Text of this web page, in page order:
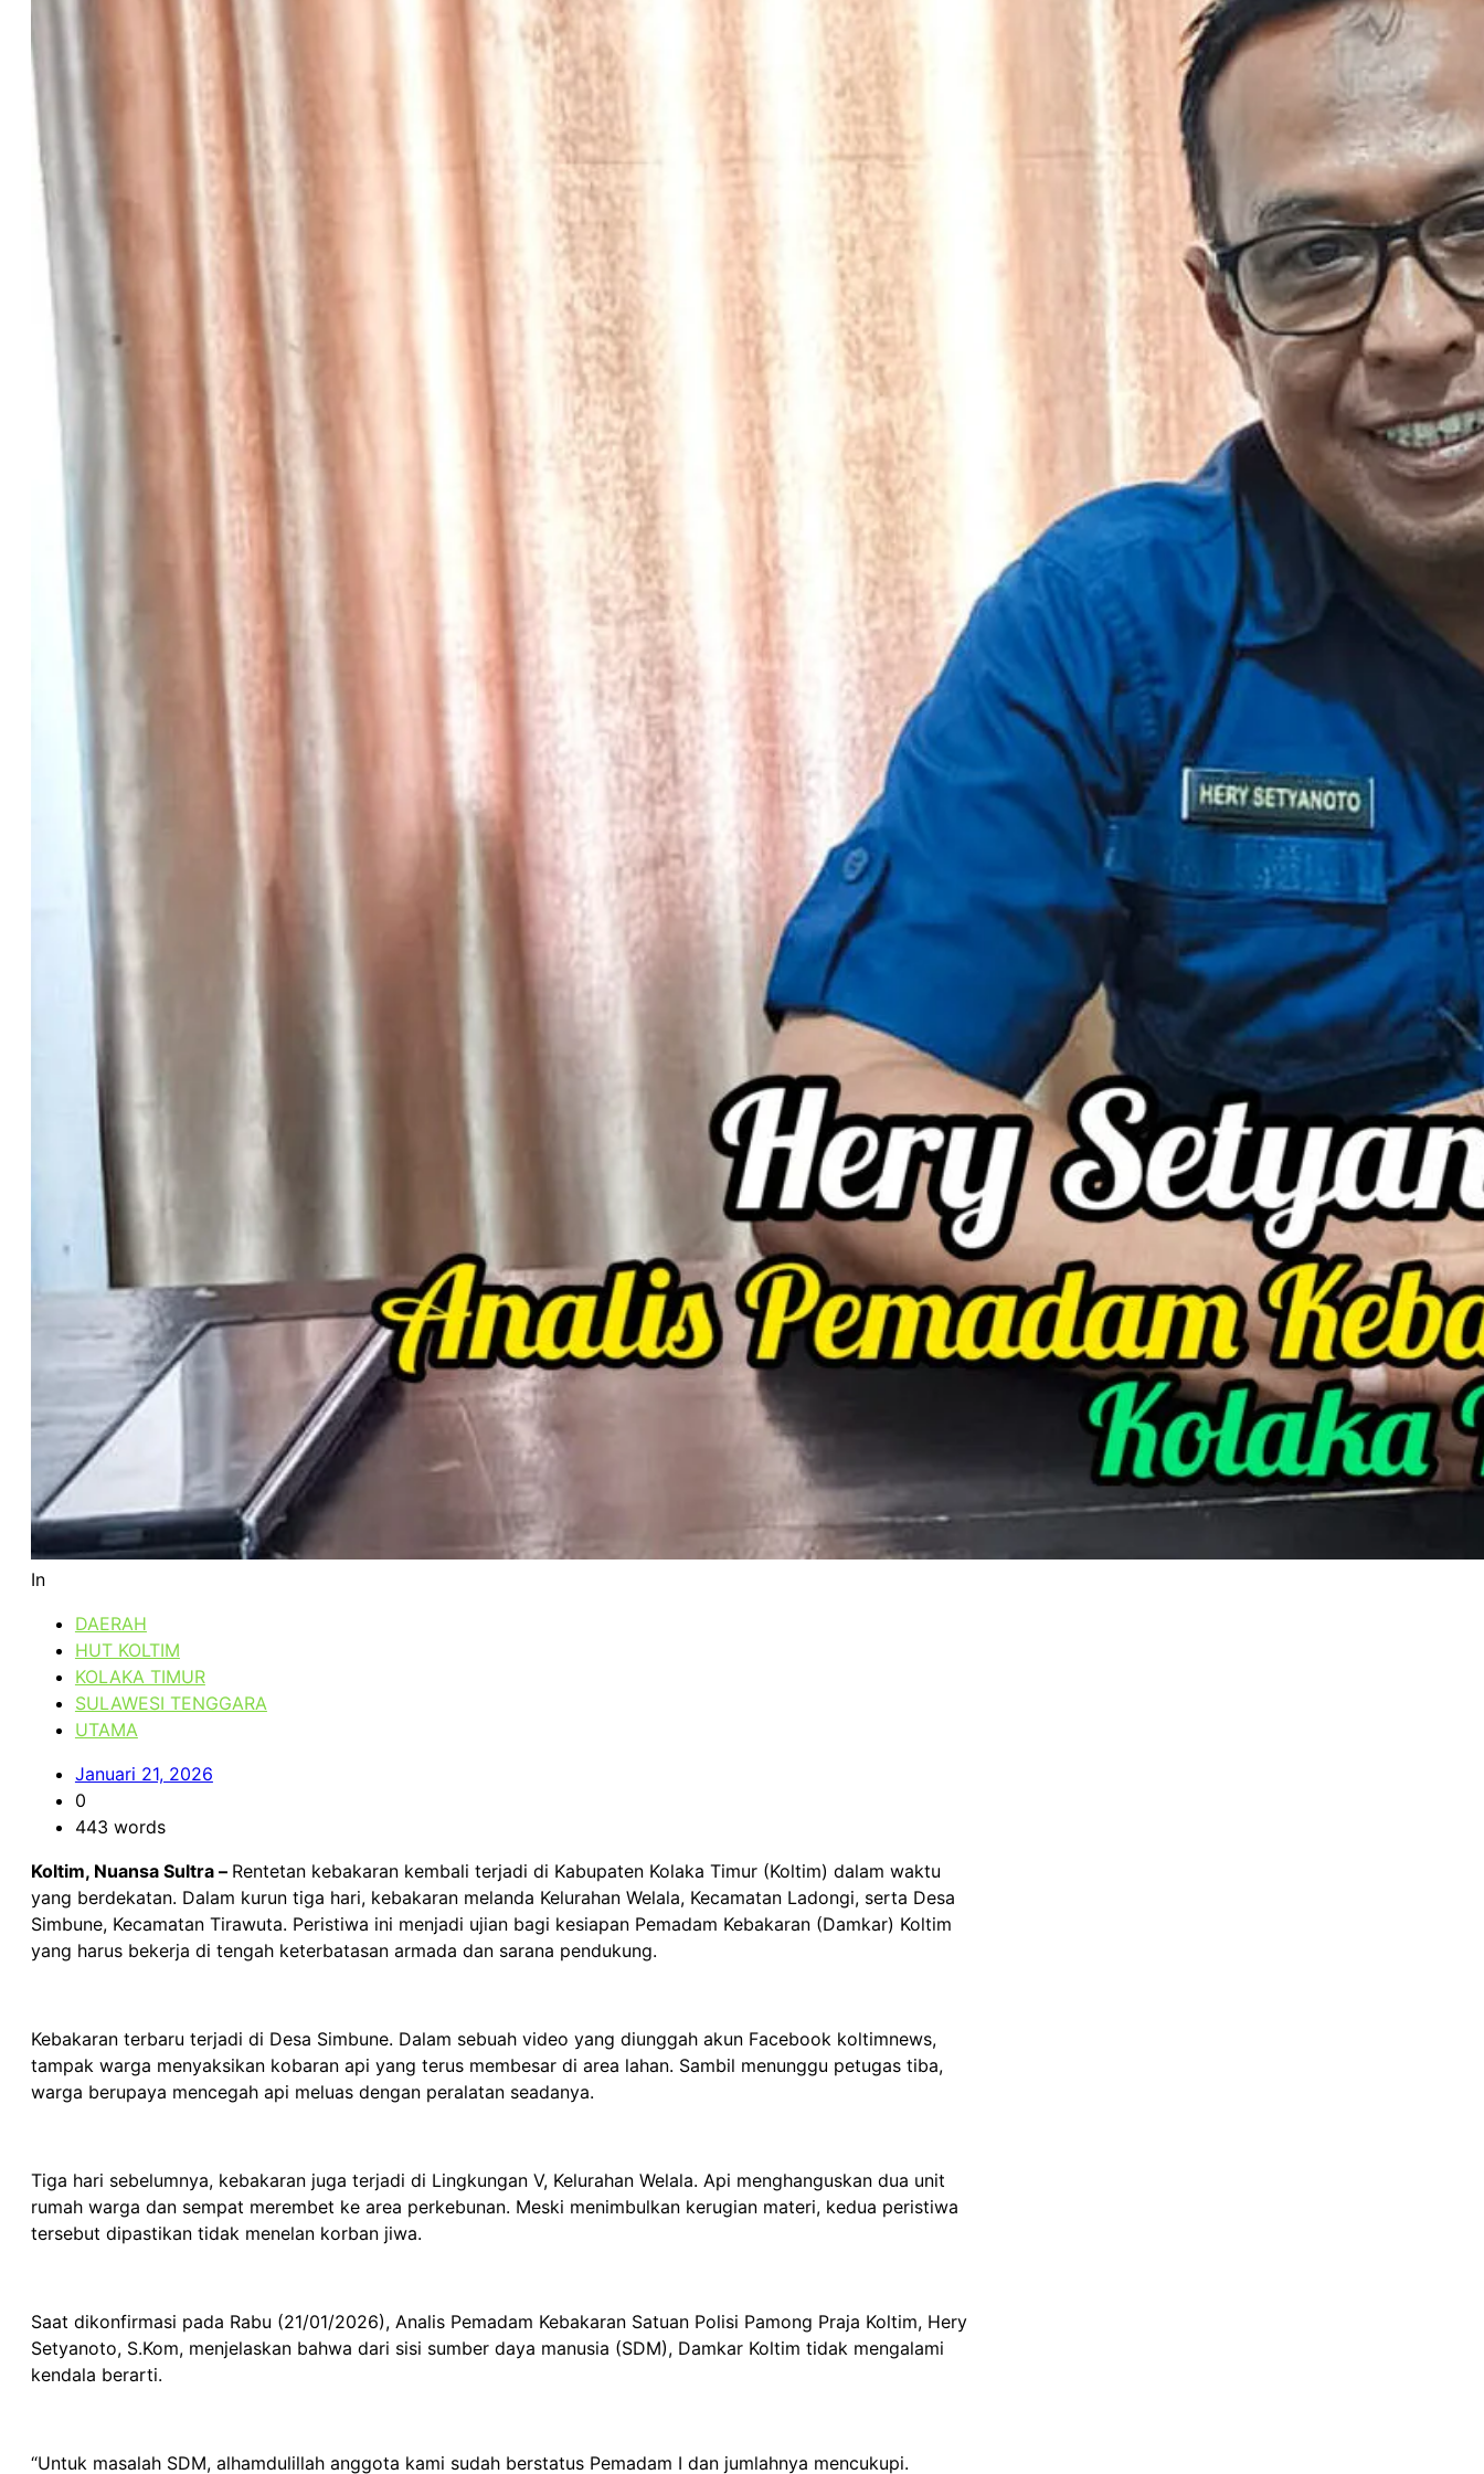
In
DAERAH
HUT KOLTIM
KOLAKA TIMUR
SULAWESI TENGGARA
UTAMA
Januari 21, 2026
0
443 words
Koltim, Nuansa Sultra – Rentetan kebakaran kembali terjadi di Kabupaten Kolaka Timur (Koltim) dalam waktu
yang berdekatan. Dalam kurun tiga hari, kebakaran melanda Kelurahan Welala, Kecamatan Ladongi, serta Desa
Simbune, Kecamatan Tirawuta. Peristiwa ini menjadi ujian bagi kesiapan Pemadam Kebakaran (Damkar) Koltim
yang harus bekerja di tengah keterbatasan armada dan sarana pendukung.
Kebakaran terbaru terjadi di Desa Simbune. Dalam sebuah video yang diunggah akun Facebook koltimnews,
tampak warga menyaksikan kobaran api yang terus membesar di area lahan. Sambil menunggu petugas tiba,
warga berupaya mencegah api meluas dengan peralatan seadanya.
Tiga hari sebelumnya, kebakaran juga terjadi di Lingkungan V, Kelurahan Welala. Api menghanguskan dua unit
rumah warga dan sempat merembet ke area perkebunan. Meski menimbulkan kerugian materi, kedua peristiwa
tersebut dipastikan tidak menelan korban jiwa.
Saat dikonfirmasi pada Rabu (21/01/2026), Analis Pemadam Kebakaran Satuan Polisi Pamong Praja Koltim, Hery
Setyanoto, S.Kom, menjelaskan bahwa dari sisi sumber daya manusia (SDM), Damkar Koltim tidak mengalami
kendala berarti.
“Untuk masalah SDM, alhamdulillah anggota kami sudah berstatus Pemadam I dan jumlahnya mencukupi.